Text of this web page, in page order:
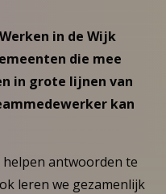
in de Wijk
die mee
in grote lijnen van
kan
antwoorden te
leren we gezamenlijk